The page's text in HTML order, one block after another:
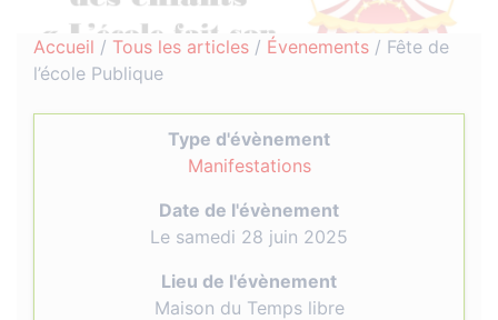
Accueil / Tous les articles / Évenements / Fête de
l’école Publique
Type d'évènement
Manifestations
Date de l'évènement
Le samedi 28 juin 2025
Lieu de l'évènement
Maison du Temps libre